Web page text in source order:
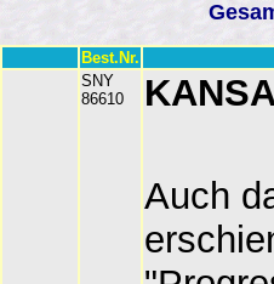
Best.Nr.
SNY
86610
Auch